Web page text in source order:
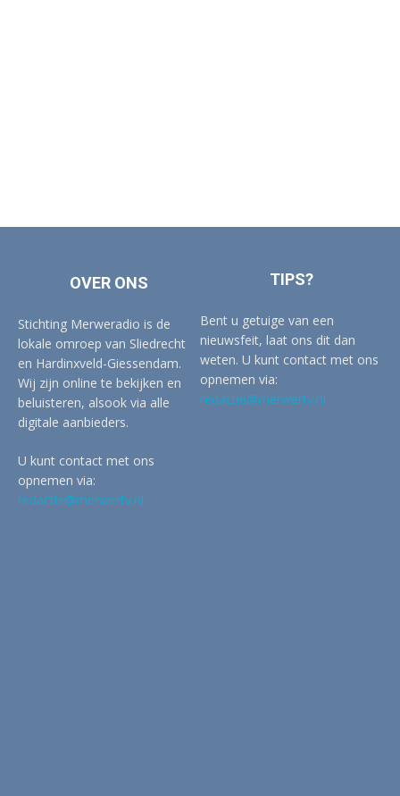
OVER ONS
Stichting Merweradio is de
lokale omroep van Sliedrecht
en Hardinxveld-Giessendam.
Wij zijn online te bekijken en
beluisteren, alsook via alle
digitale aanbieders.
U kunt contact met ons
opnemen via:
redactie@merwertv.nl
TIPS?
Bent u getuige van een
nieuwsfeit, laat ons dit dan
weten. U kunt contact met ons
opnemen via:
redactie@merwertv.nl